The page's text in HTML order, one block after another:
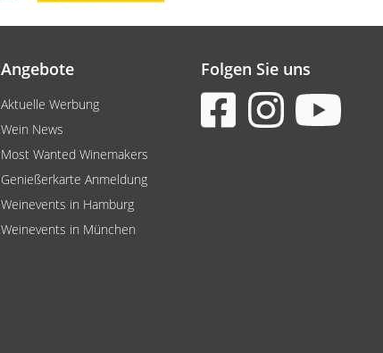
Angebote
Aktuelle Werbung
Wein News
Most Wanted Winemakers
Genießerkarte Anmeldung
Weinevents in Hamburg
Weinevents in München
Folgen Sie uns